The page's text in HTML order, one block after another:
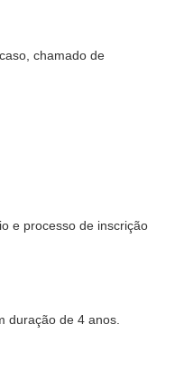
chamado de
e processo de inscrição
duração de 4 anos.